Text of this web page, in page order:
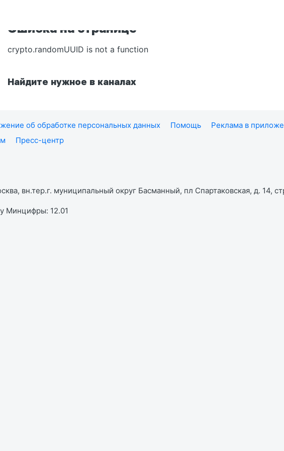
Ошибка на странице
crypto.randomUUID is not a function
Найдите нужное в каналах
об обработке персональных данных Помощь Реклама в
Пресс-центр
вн.тер.г. муниципальный округ Басманный, пл Спартаковская, д. 14,
Минцифры: 12.01